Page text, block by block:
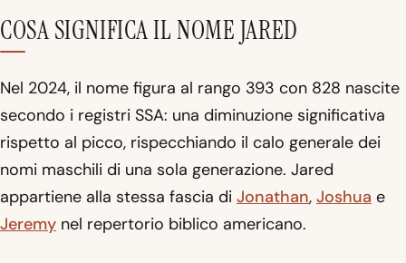
COSA SIGNIFICA IL NOME JARED
Nel 2024, il nome figura al rango 393 con 828 nascite
secondo i registri SSA: una diminuzione significativa
rispetto al picco, rispecchiando il calo generale dei
nomi maschili di una sola generazione. Jared
appartiene alla stessa fascia di Jonathan, Joshua e
Jeremy nel repertorio biblico americano.